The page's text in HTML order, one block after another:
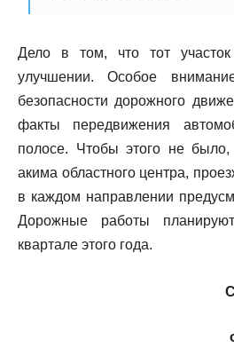
Дело в том, что тот
улучшении. Особое
безопасности дорожного
факты передвижения
полосе. Чтобы этого не было,
акима областного центра,
в каждом направлении
Дорожные работы
квартале этого года.